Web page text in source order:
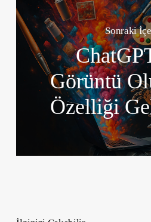
Sonraki
Görüntü
Özelliği